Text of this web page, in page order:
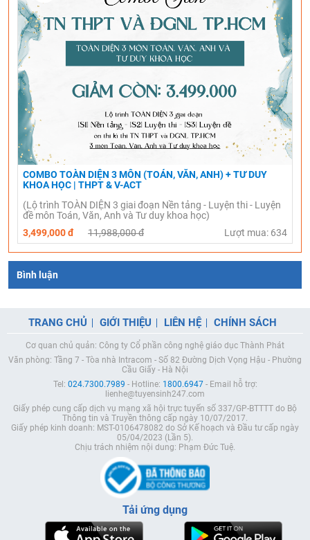
COMBO TOÀN DIỆN 3 MÔN (TOÁN, VĂN, ANH) + TƯ DUY
KHOA HỌC | THPT & V-ACT
(Lộ trình TOÀN DIỆN 3 giai đoạn Nền tảng - Luyện thi - Luyện
đề môn Toán, Văn, Anh và Tư duy khoa học)
3,499,000 đ
11,988,000 đ Lượt mua: 634
Bình luận
TRANG CHỦ GIỚI THIỆU LIÊN HỆ CHÍNH SÁCH
Cơ quan chủ quản: Công ty Cổ phần công nghệ giáo dục Thành Phát
Văn phòng: Tầng 7 - Tòa nhà Intracom - Số 82 Đường Dịch Vọng Hậu - Phường
Cầu Giấy - Hà Nội
Tel: 024.7300.7989 - Hotline: 1800.6947- Email hỗ trợ:
lienhe@tuyensinh247.com
Giấy phép cung cấp dịch vụ mạng xã hội trực tuyến số 337/GP-BTTTT do Bộ
Thông tin và Truyền thông cấp ngày 10/07/2017.
Giấy phép kinh doanh: MST-0106478082 do Sở Kế hoạch và Đầu tư cấp ngày
05/04/2023 (Lần 5).
Chịu trách nhiệm nội dung: Phạm Đức Tuệ.
Tải ứng dụng